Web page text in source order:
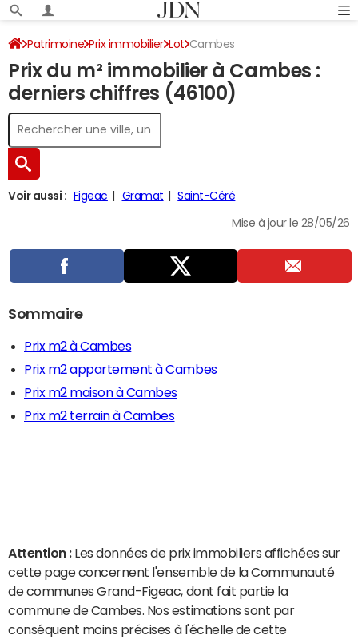
Patrimoine Prix immobilier Lot Cambes
Prix du m² immobilier à Cambes :
derniers chiffres (46100)
Voir aussi : Figeac Gramat Saint-Céré
Mise à jour le 28/05/26
Sommaire
Prix m2 à Cambes
Prix m2 appartement à Cambes
Prix m2 maison à Cambes
Prix m2 terrain à Cambes
Attention : Les données de prix immobiliers affichées sur
cette page concernent l'ensemble de la Communauté
de communes Grand-Figeac, dont fait partie la
commune de Cambes. Nos estimations sont par
conséquent moins précises à l'échelle de cette